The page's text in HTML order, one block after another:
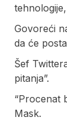
Govoreći
da će
Šef
pitanja”.
“Procenat
Mask.